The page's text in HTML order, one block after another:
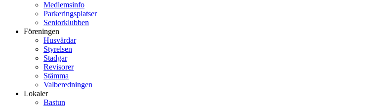
Medlemsinfo
Parkeringsplatser
Seniorklubben
Föreningen
Husvärdar
Styrelsen
Stadgar
Revisorer
Stämma
Valberedningen
Lokaler
Bastun